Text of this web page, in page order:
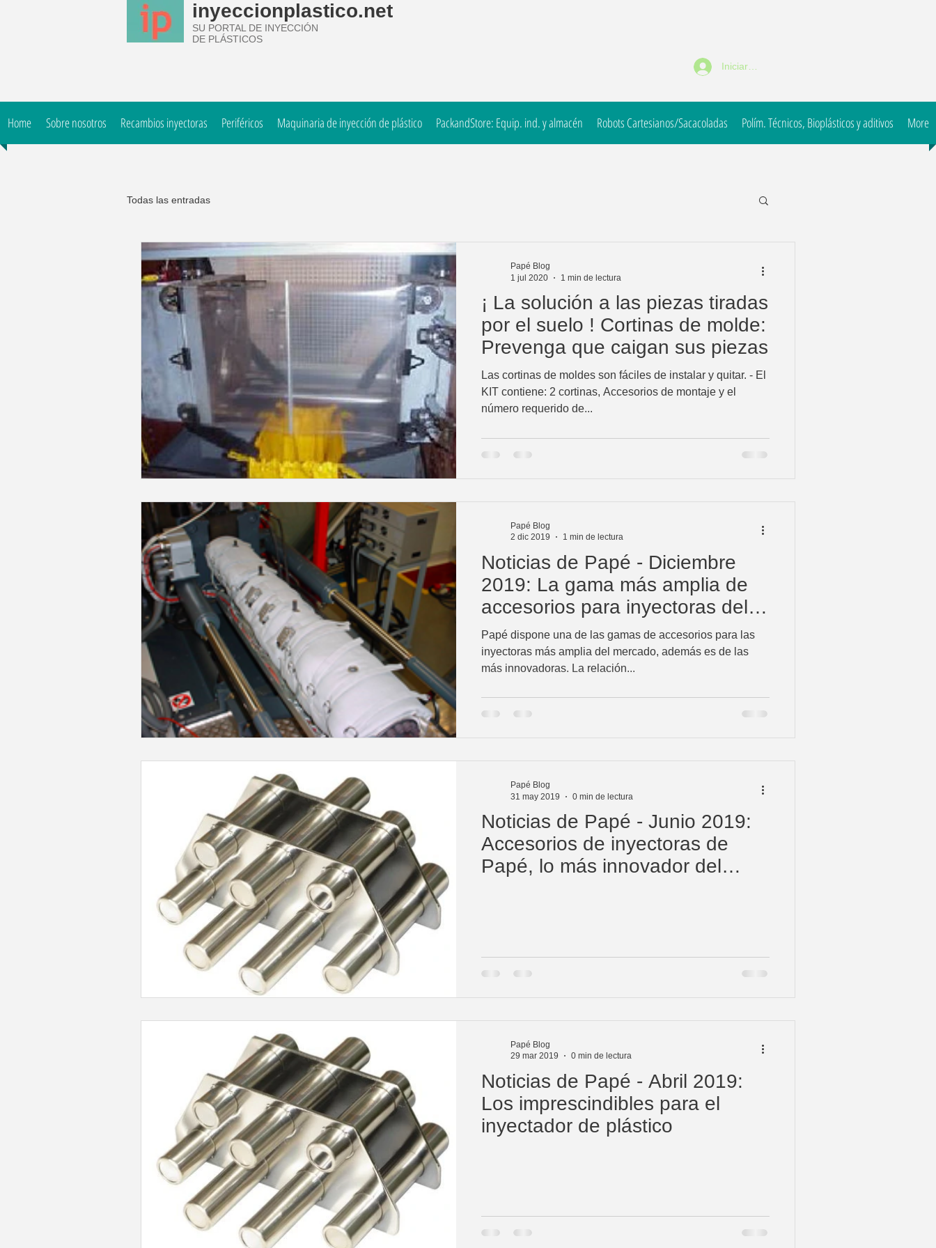
inyeccionplastico.net
SU PORTAL DE INYECCIÓN
DE PLÁSTICOS
Iniciar sesión
Home Sobre nosotros Recambios inyectoras Periféricos Maquinaria de inyección de plástico PackandStore: Equip. ind. y almacén Robots Cartesianos/Sacacoladas Polím. Técnicos, Bioplásticos y aditivos More
Todas las entradas
¡ La solución a las piezas tiradas
por el suelo ! Cortinas de molde:
Prevenga que caigan sus piezas
Las cortinas de moldes son fáciles de instalar y quitar. - El
KIT contiene: 2 cortinas, Accesorios de montaje y el
número requerido de...
Papé Blog
1 jul 2020
1 min de lectura
Noticias de Papé - Diciembre
2019: La gama más amplia de
accesorios para inyectoras del
mercado
Papé dispone una de las gamas de accesorios para las
inyectoras más amplia del mercado, además es de las
más innovadoras. La relación...
Papé Blog
2 dic 2019
1 min de lectura
Noticias de Papé - Junio 2019:
Accesorios de inyectoras de
Papé, lo más innovador del
Papé Blog
31 may 2019
0 min de lectura
Noticias de Papé - Abril 2019:
Los imprescindibles para el
inyectador de plástico
Papé Blog
29 mar 2019
0 min de lectura